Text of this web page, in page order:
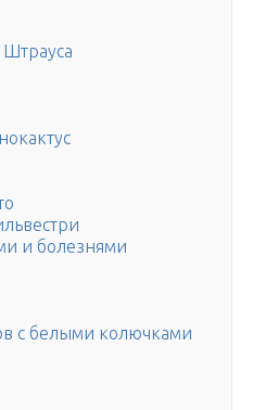
Штрауса
и болезнями
с белыми колючками